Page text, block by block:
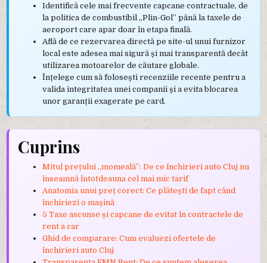
Identifică cele mai frecvente capcane contractuale, de
la politica de combustibil „Plin-Gol” până la taxele de
aeroport care apar doar în etapa finală.
Află de ce rezervarea directă pe site-ul unui furnizor
local este adesea mai sigură și mai transparentă decât
utilizarea motoarelor de căutare globale.
Înțelege cum să folosești recenziile recente pentru a
valida integritatea unei companii și a evita blocarea
unor garanții exagerate pe card.
Cuprins
Mitul prețului „momeală”: De ce închirieri auto Cluj nu
înseamnă întotdeauna cel mai mic tarif
Anatomia unui preț corect: Ce plătești de fapt când
închiriezi o mașină
5 Taxe ascunse și capcane de evitat în contractele de
rent a car
Ghid de comparare: Cum evaluezi ofertele de
închirieri auto Cluj